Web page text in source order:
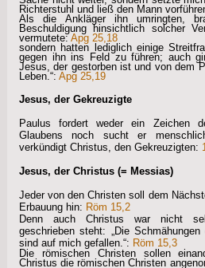
Richterstuhl und ließ den Mann
Als die Ankläger ihn umringten,
Beschuldigung hinsichtlich solcher
vermutete:Apg 25,18
sondern hatten lediglich einige
gegen ihn ins Feld zu führen; auch
Jesus, der gestorben ist und von dem
Leben.“: Apg 25,19
Jesus, der Gekreuzigte
Paulus fordert weder ein Zeichen
Glaubens noch sucht er
verkündigt Christus, den Gekreuzigten:
Jesus, der Christus (= Messias)
Jeder von den Christen soll dem
Erbauung hin: Röm 15,2
Denn auch Christus war nicht
geschrieben steht: „Die
sind auf mich gefallen.“: Röm 15,3
Die römischen Christen sollen
Christus die römischen Christen